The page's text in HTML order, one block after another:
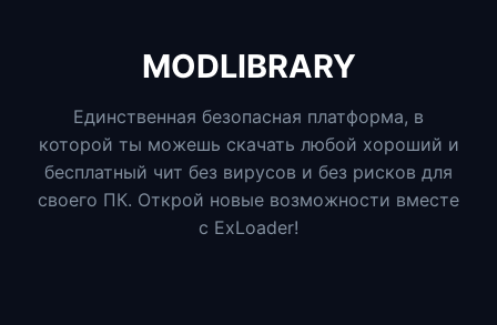
MODLIBRARY
Единственная безопасная платформа, в
которой ты можешь скачать любой хороший и
бесплатный чит без вирусов и без рисков для
своего ПК. Открой новые возможности вместе
с ExLoader!